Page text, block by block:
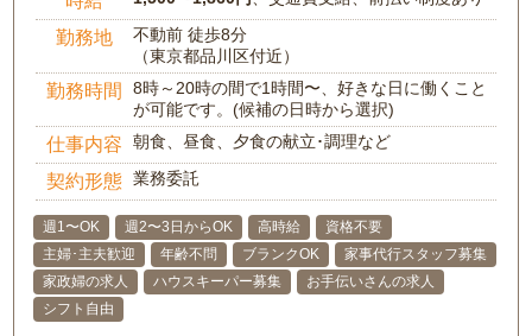
勤務地
不動前 徒歩8分
（東京都品川区付近）
勤務時間
8時～20時の間で1時間〜、好きな日に働くこと
が可能です。(候補の日時から選択)
仕事内容 朝食、昼食、夕食の献立･調理など
契約形態 業務委託
週1〜OK 週2〜3日からOK 高時給
資格不要
主婦･主夫歓迎
年齢不問 ブランクOK
家事代行スタッフ募集
家政婦の求人
ハウスキーパー募集
お手伝いさんの求人
シフト自由